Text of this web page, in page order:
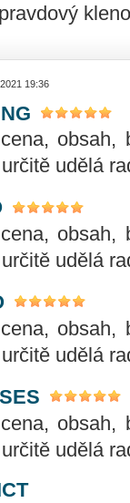
19:36
obsah,
udělá
obsah,
udělá
obsah,
udělá
obsah,
udělá